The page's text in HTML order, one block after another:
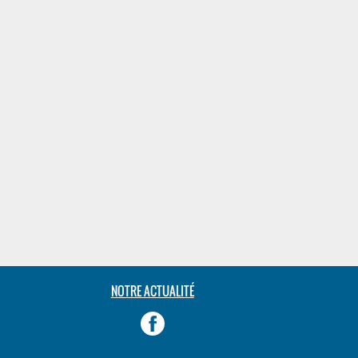
NOTRE ACTUALITÉ